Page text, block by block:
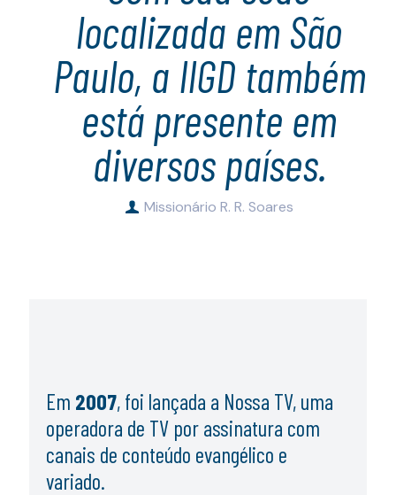
localizada em São
Paulo, a IIGD também
está presente em
diversos países.
Missionário R. R. Soares
Em 2007, foi lançada a Nossa TV, uma
operadora de TV por assinatura com
canais de conteúdo evangélico e
variado.